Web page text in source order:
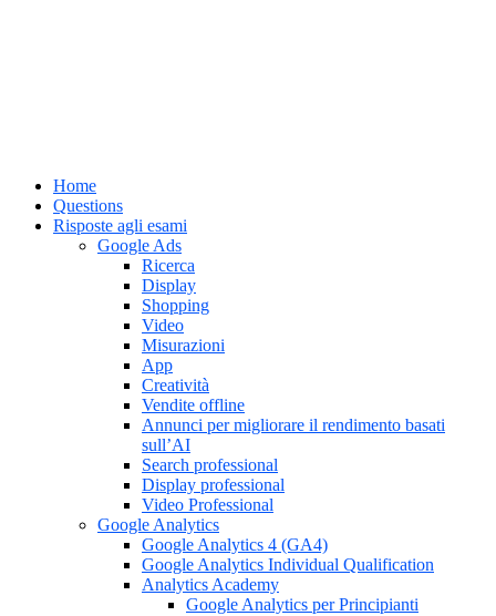
Home
Questions
Risposte agli esami
Google Ads
Ricerca
Display
Shopping
Video
Misurazioni
App
Creatività
Vendite offline
Annunci per migliorare il rendimento basati
sull’AI
Search professional
Display professional
Video Professional
Google Analytics
Google Analytics 4 (GA4)
Google Analytics Individual Qualification
Analytics Academy
Google Analytics per Principianti